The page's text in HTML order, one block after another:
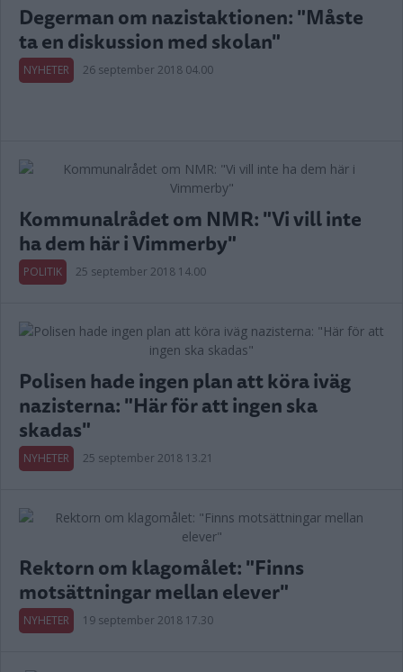
Degerman om nazistaktionen: "Måste
ta en diskussion med skolan"
NYHETER 26 september 2018 04.00
Kommunalrådet om NMR: "Vi vill inte
ha dem här i Vimmerby"
POLITIK 25 september 2018 14.00
Polisen hade ingen plan att köra iväg
nazisterna: "Här för att ingen ska
skadas"
NYHETER 25 september 2018 13.21
Rektorn om klagomålet: "Finns
motsättningar mellan elever"
NYHETER 19 september 2018 17.30